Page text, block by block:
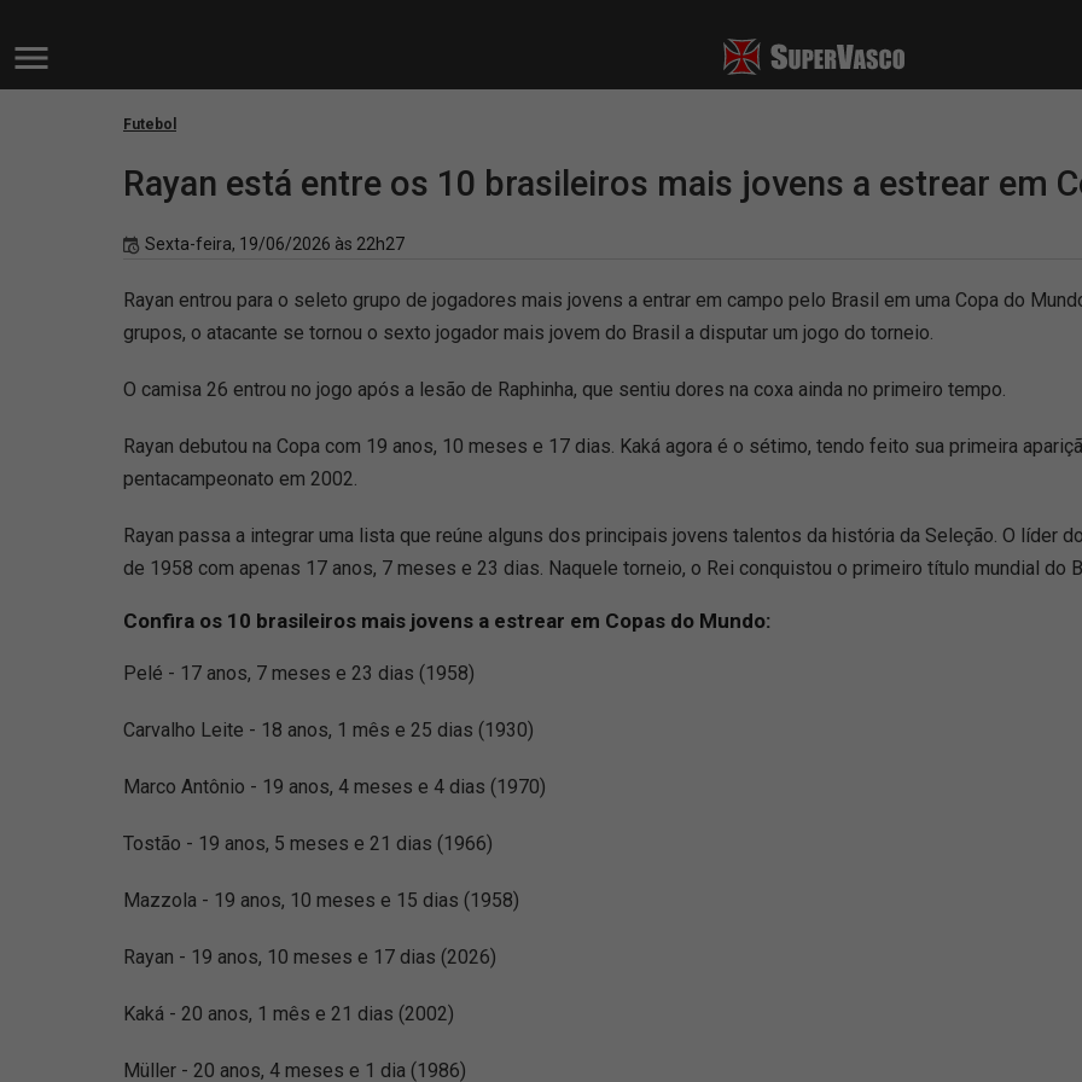
Futebol
Rayan está entre os 10 brasileiros mais jovens a estrear em
Sexta-feira, 19/06/2026 às 22h27
Rayan entrou para o seleto grupo de jogadores mais jovens a entrar em campo pelo Brasil em uma Copa do
grupos, o atacante se tornou o sexto jogador mais jovem do Brasil a disputar um jogo do torneio.
O camisa 26 entrou no jogo após a lesão de Raphinha, que sentiu dores na coxa ainda no primeiro tempo.
Rayan debutou na Copa com 19 anos, 10 meses e 17 dias. Kaká agora é o sétimo, tendo feito sua primeira
pentacampeonato em 2002.
Rayan passa a integrar uma lista que reúne alguns dos principais jovens talentos da história da Seleção. O líder
de 1958 com apenas 17 anos, 7 meses e 23 dias. Naquele torneio, o Rei conquistou o primeiro título mundial do
Confira os 10 brasileiros mais jovens a estrear em Copas do Mundo:
Pelé - 17 anos, 7 meses e 23 dias (1958)
Carvalho Leite - 18 anos, 1 mês e 25 dias (1930)
Marco Antônio - 19 anos, 4 meses e 4 dias (1970)
Tostão - 19 anos, 5 meses e 21 dias (1966)
Mazzola - 19 anos, 10 meses e 15 dias (1958)
Rayan - 19 anos, 10 meses e 17 dias (2026)
Kaká - 20 anos, 1 mês e 21 dias (2002)
Müller - 20 anos, 4 meses e 1 dia (1986)